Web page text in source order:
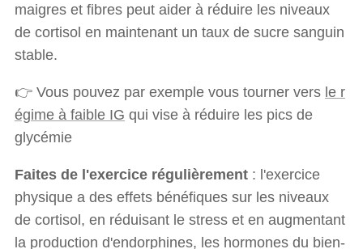
maigres et fibres peut aider à réduire les niveaux
de cortisol en maintenant un taux de sucre sanguin
stable.
👉 Vous pouvez par exemple vous tourner vers le r
égime à faible IG qui vise à réduire les pics de
glycémie
Faites de l'exercice régulièrement: l'exercice
physique a des effets bénéfiques sur les niveaux
de cortisol, en réduisant le stress et en augmentant
la production d'endorphines, les hormones du bien-